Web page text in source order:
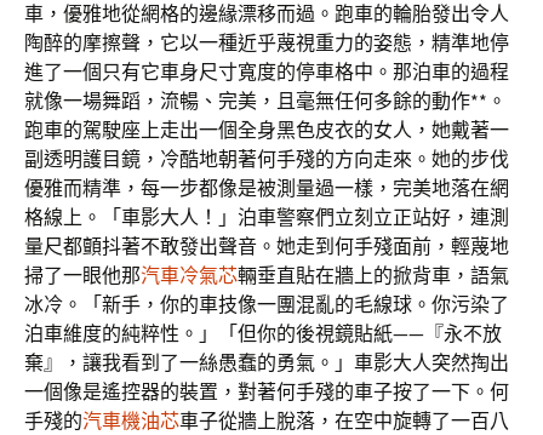
車，優雅地從網格的邊緣漂移而過。跑車的輪胎發出令人
陶醉的摩擦聲，它以一種近乎蔑視重力的姿態，精準地停
進了一個只有它車身尺寸寬度的停車格中。那泊車的過程
就像一場舞蹈，流暢、完美，且毫無任何多餘的動作**。
跑車的駕駛座上走出一個全身黑色皮衣的女人，她戴著一
副透明護目鏡，冷酷地朝著何手殘的方向走來。她的步伐
優雅而精準，每一步都像是被測量過一樣，完美地落在網
格線上。「車影大人！」泊車警察們立刻立正站好，連測
量尺都顫抖著不敢發出聲音。她走到何手殘面前，輕蔑地
掃了一眼他那汽車冷氣芯輛垂直貼在牆上的掀背車，語氣
冰冷。「新手，你的車技像一團混亂的毛線球。你污染了
泊車維度的純粹性。」「但你的後視鏡貼紙——『永不放
棄』，讓我看到了一絲愚蠢的勇氣。」車影大人突然掏出
一個像是遙控器的裝置，對著何手殘的車子按了一下。何
手殘的汽車機油芯車子從牆上脫落，在空中旋轉了一百八